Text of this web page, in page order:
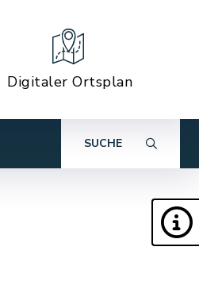
Digitaler Ortsplan
SUCHE